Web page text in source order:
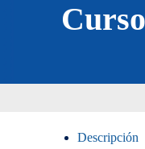
Descripción